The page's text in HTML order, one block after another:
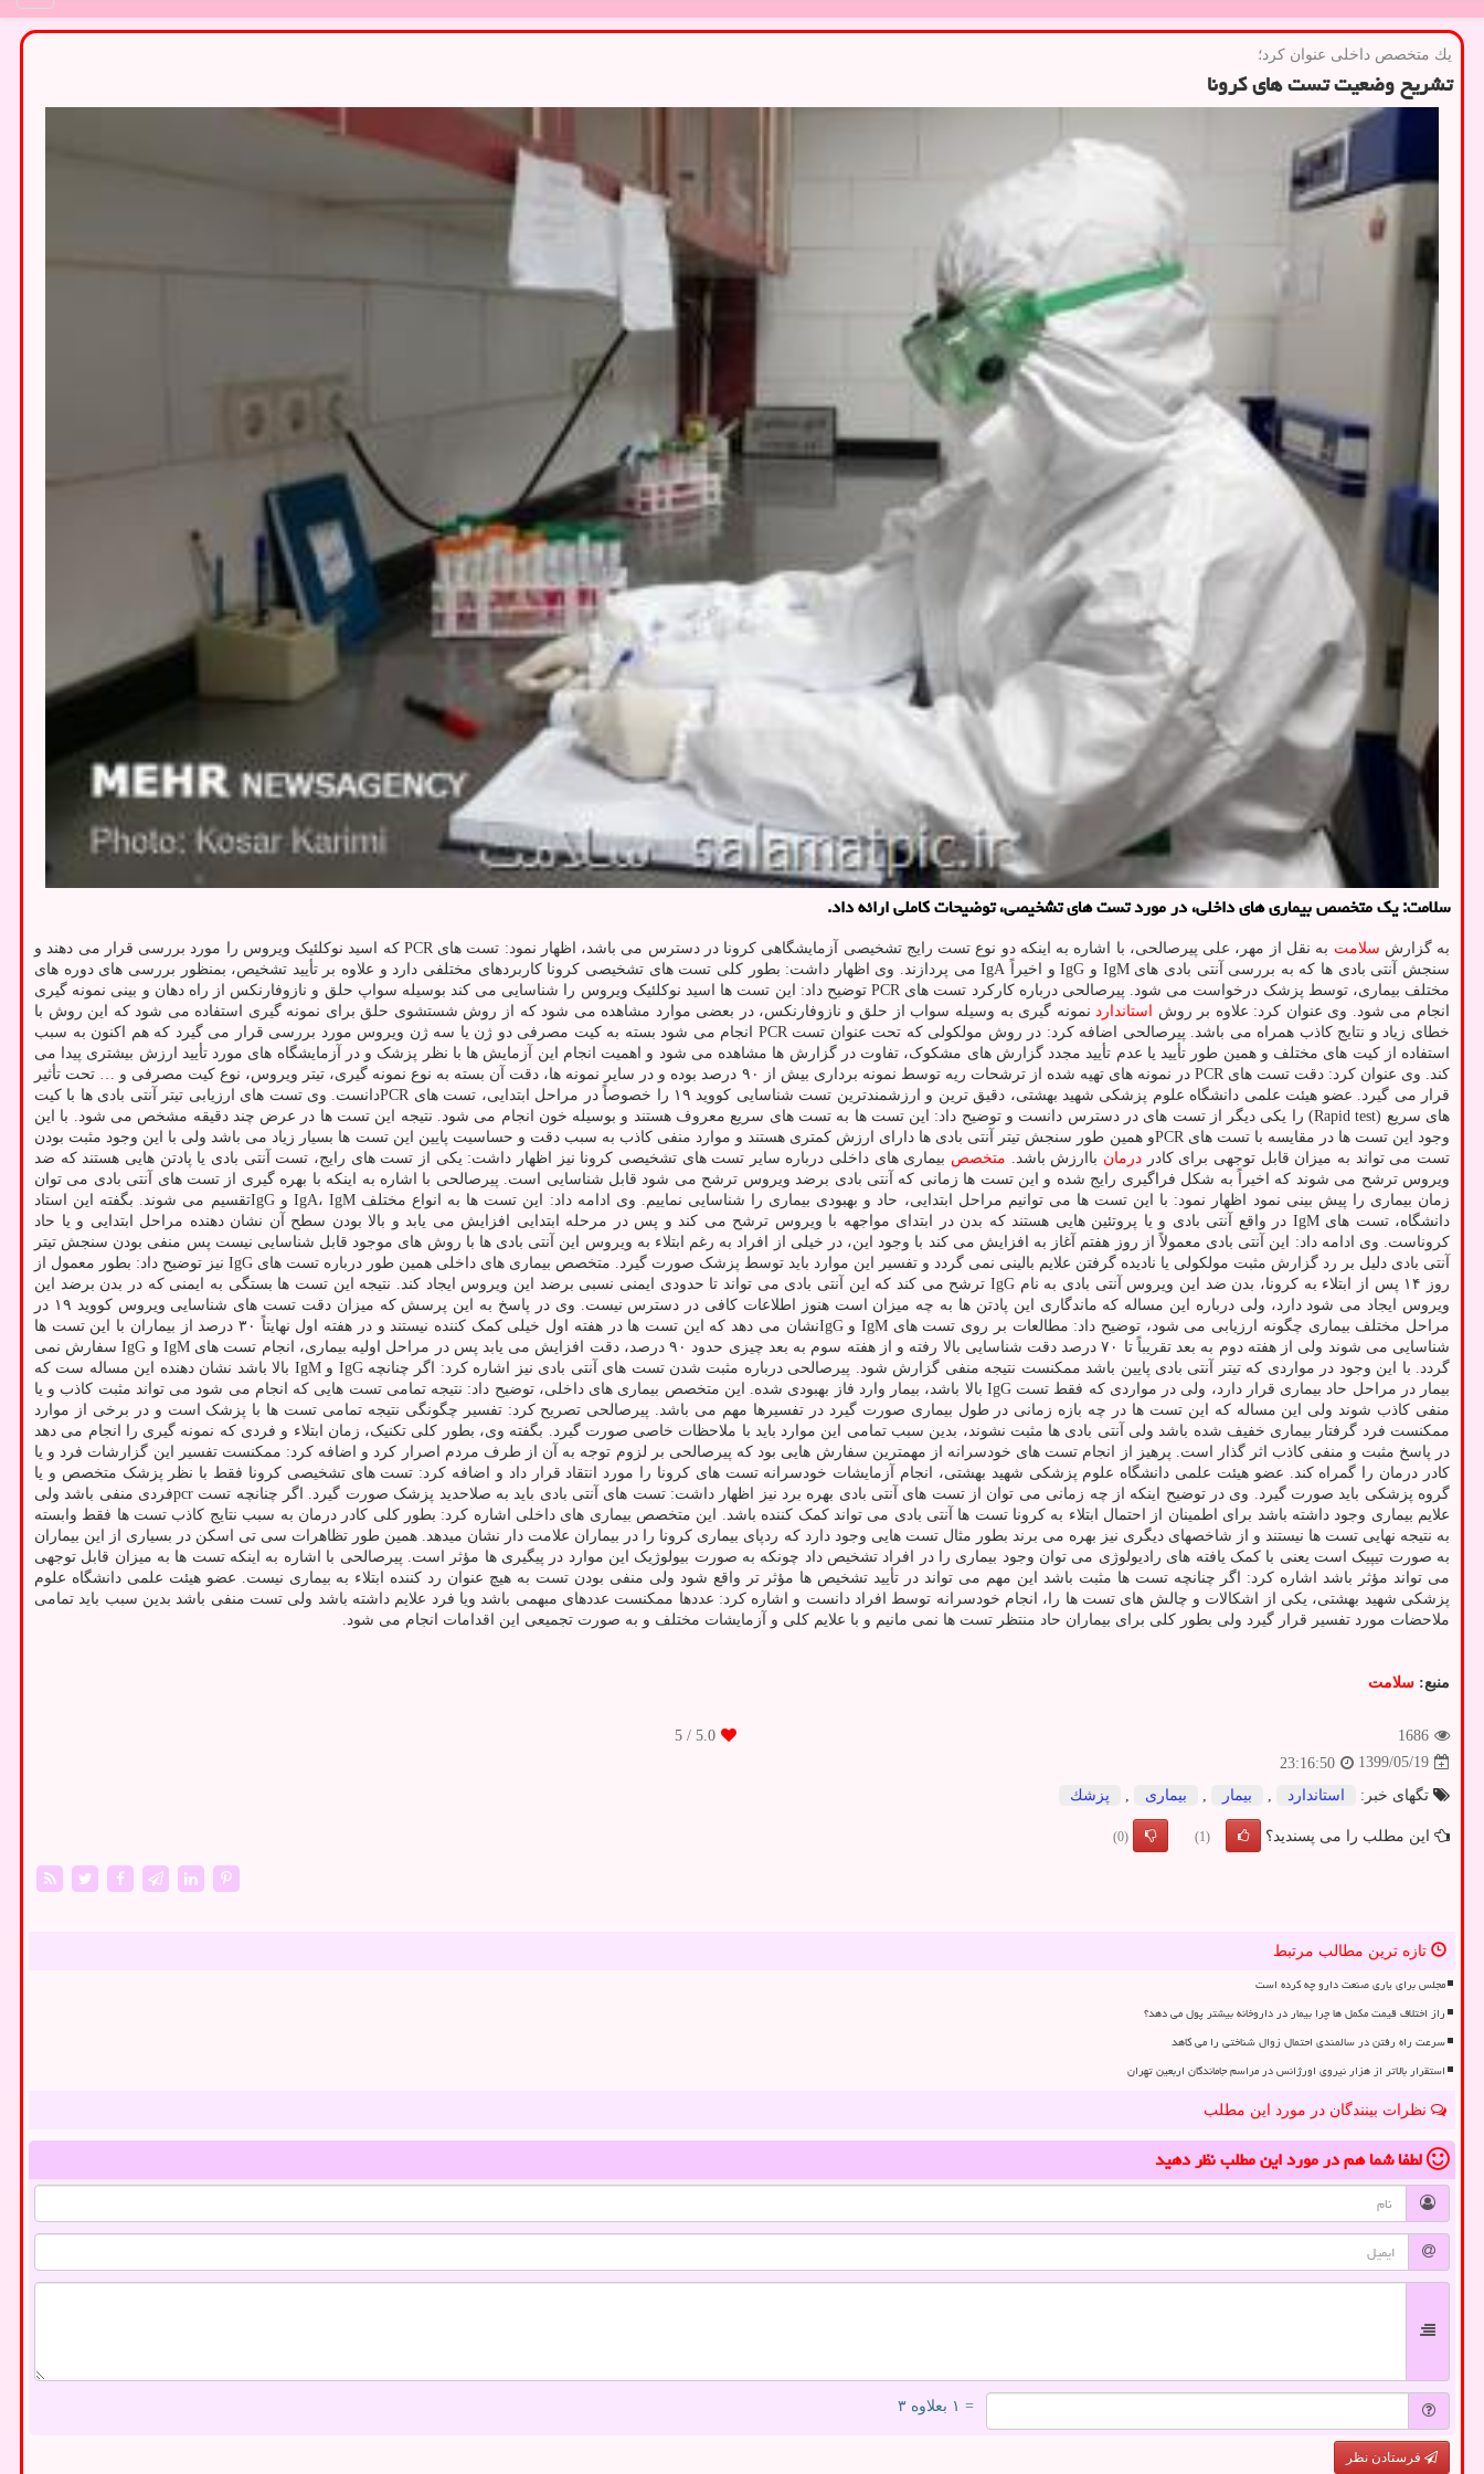
یك متخصص داخلی عنوان كرد؛
تشریح وضعیت تست های كرونا
سلامت: یك متخصص بیماری های داخلی، در مورد تست های تشخیصی، توضیحات كاملی ارائه داد.
به گزارش سلامت
به نقل از مهر، علی پیرصالحی، با اشاره به اینکه دو نوع تست رایج تشخیصی آزمایشگاهی کرونا در دسترس می باشد، اظهار نمود: تست های PCR که اسید نوکلئیک ویروس را مورد بررسی قرار می دهند و
سنجش آنتی بادی ها که به بررسی آنتی بادی های IgM و IgG و اخیراً IgA می پردازند. وی اظهار داشت: بطور کلی تست های تشخیصی کرونا کاربردهای مختلفی دارد و علاوه بر تأیید تشخیص، بمنظور بررسی های دوره های
مختلف بیماری، توسط پزشک درخواست می شود. پیرصالحی درباره کارکرد تست های PCR توضیح داد: این تست ها اسید نوکلئیک ویروس را شناسایی می کند بوسیله سواپ حلق و نازوفارنکس از راه دهان و بینی نمونه گیری
انجام می شود. وی عنوان کرد: علاوه بر روش استاندارد نمونه گیری به وسیله سواب از حلق و نازوفارنکس، در بعضی موارد مشاهده می شود که از روش شستشوی حلق برای نمونه گیری استفاده می شود که این روش با
خطای زیاد و نتایج کاذب همراه می باشد. پیرصالحی اضافه کرد: در روش مولکولی که تحت عنوان تست PCR انجام می شود بسته به کیت مصرفی دو ژن یا سه ژن ویروس مورد بررسی قرار می گیرد که هم اکنون به سبب
استفاده از کیت های مختلف و همین طور تأیید یا عدم تأیید مجدد گزارش های مشکوک، تفاوت در گزارش ها مشاهده می شود و اهمیت انجام این آزمایش ها با نظر پزشک و در آزمایشگاه های مورد تأیید ارزش بیشتری پیدا می
کند. وی عنوان کرد: دقت تست های PCR در نمونه های تهیه شده از ترشحات ریه توسط نمونه برداری بیش از ۹۰ درصد بوده و در سایر نمونه ها، دقت آن بسته به نوع نمونه گیری، تیتر ویروس، نوع کیت مصرفی و … تحت تأثیر
قرار می گیرد. عضو هیئت علمی دانشگاه علوم پزشکی شهید بهشتی، دقیق ترین و ارزشمندترین تست شناسایی کووید ۱۹ را خصوصاً در مراحل ابتدایی، تست های PCRدانست. وی تست های ارزیابی تیتر آنتی بادی ها با کیت
های سریع (Rapid test) را یکی دیگر از تست های در دسترس دانست و توضیح داد: این تست ها به تست های سریع معروف هستند و بوسیله خون انجام می شود. نتیجه این تست ها در عرض چند دقیقه مشخص می شود. با این
وجود این تست ها در مقایسه با تست های PCRو همین طور سنجش تیتر آنتی بادی ها دارای ارزش کمتری هستند و موارد منفی کاذب به سبب دقت و حساسیت پایین این تست ها بسیار زیاد می باشد ولی با این وجود مثبت بودن
تست می تواند به میزان قابل توجهی برای کادر درمان باارزش باشد. متخصص بیماری های داخلی درباره سایر تست های تشخیصی کرونا نیز اظهار داشت: یکی از تست های رایج، تست آنتی بادی یا پادتن هایی هستند که ضد
ویروس ترشح می شوند که اخیراً به شکل فراگیری رایج شده و این تست ها زمانی که آنتی بادی برضد ویروس ترشح می شود قابل شناسایی است. پیرصالحی با اشاره به اینکه با بهره گیری از تست های آنتی بادی می توان
زمان بیماری را پیش بینی نمود اظهار نمود: با این تست ها می توانیم مراحل ابتدایی، حاد و بهبودی بیماری را شناسایی نماییم. وی ادامه داد: این تست ها به انواع مختلف IgA، IgM و IgGتقسیم می شوند. بگفته این استاد
دانشگاه، تست های IgM در واقع آنتی بادی و یا پروتئین هایی هستند که بدن در ابتدای مواجهه با ویروس ترشح می کند و پس در مرحله ابتدایی افزایش می یابد و بالا بودن سطح آن نشان دهنده مراحل ابتدایی و یا حاد
کروناست. وی ادامه داد: این آنتی بادی معمولاً از روز هفتم آغاز به افزایش می کند با وجود این، در خیلی از افراد به رغم ابتلاء به ویروس این آنتی بادی ها با روش های موجود قابل شناسایی نیست پس منفی بودن سنجش تیتر
آنتی بادی دلیل بر رد گزارش مثبت مولکولی یا نادیده گرفتن علایم بالینی نمی گردد و تفسیر این موارد باید توسط پزشک صورت گیرد. متخصص بیماری های داخلی همین طور درباره تست های IgG نیز توضیح داد: بطور معمول از
روز ۱۴ پس از ابتلاء به کرونا، بدن ضد این ویروس آنتی بادی به نام IgG ترشح می کند که این آنتی بادی می تواند تا حدودی ایمنی نسبی برضد این ویروس ایجاد کند. نتیجه این تست ها بستگی به ایمنی که در بدن برضد این
ویروس ایجاد می شود دارد، ولی درباره این مساله که ماندگاری این پادتن ها به چه میزان است هنوز اطلاعات کافی در دسترس نیست. وی در پاسخ به این پرسش که میزان دقت تست های شناسایی ویروس کووید ۱۹ در
مراحل مختلف بیماری چگونه ارزیابی می شود، توضیح داد: مطالعات بر روی تست های IgM و IgGنشان می دهد که این تست ها در هفته اول خیلی کمک کننده نیستند و در هفته اول نهایتاً ۳۰ درصد از بیماران با این تست ها
شناسایی می شوند ولی از هفته دوم به بعد تقریباً تا ۷۰ درصد دقت شناسایی بالا رفته و از هفته سوم به بعد چیزی حدود ۹۰ درصد، دقت افزایش می یابد پس در مراحل اولیه بیماری، انجام تست های IgM و IgG سفارش نمی
گردد. با این وجود در مواردی که تیتر آنتی بادی پایین باشد ممکنست نتیجه منفی گزارش شود. پیرصالحی درباره مثبت شدن تست های آنتی بادی نیز اشاره کرد: اگر چنانچه IgG و IgM بالا باشد نشان دهنده این مساله ست که
بیمار در مراحل حاد بیماری قرار دارد، ولی در مواردی که فقط تست IgG بالا باشد، بیمار وارد فاز بهبودی شده. این متخصص بیماری های داخلی، توضیح داد: نتیجه تمامی تست هایی که انجام می شود می تواند مثبت کاذب و یا
منفی کاذب شوند ولی این مساله که این تست ها در چه بازه زمانی در طول بیماری صورت گیرد در تفسیرها مهم می باشد. پیرصالحی تصریح کرد: تفسیر چگونگی نتیجه تمامی تست ها با پزشک است و در برخی از موارد
ممکنست فرد گرفتار بیماری خفیف شده باشد ولی آنتی بادی ها مثبت نشوند، بدین سبب تمامی این موارد باید با ملاحظات خاصی صورت گیرد. بگفته وی، بطور کلی تکنیک، زمان ابتلاء و فردی که نمونه گیری را انجام می دهد
در پاسخ مثبت و منفی کاذب اثر گذار است. پرهیز از انجام تست های خودسرانه از مهمترین سفارش هایی بود که پیرصالحی بر لزوم توجه به آن از طرف مردم اصرار کرد و اضافه کرد: ممکنست تفسیر این گزارشات فرد و یا
کادر درمان را گمراه کند. عضو هیئت علمی دانشگاه علوم پزشکی شهید بهشتی، انجام آزمایشات خودسرانه تست های کرونا را مورد انتقاد قرار داد و اضافه کرد: تست های تشخیصی کرونا فقط با نظر پزشک متخصص و یا
گروه پزشکی باید صورت گیرد. وی در توضیح اینکه از چه زمانی می توان از تست های آنتی بادی بهره برد نیز اظهار داشت: تست های آنتی بادی باید به صلاحدید پزشک صورت گیرد. اگر چنانچه تست pcrفردی منفی باشد ولی
علایم بیماری وجود داشته باشد برای اطمینان از احتمال ابتلاء به کرونا تست ها آنتی بادی می تواند کمک کننده باشد. این متخصص بیماری های داخلی اشاره کرد: بطور کلی کادر درمان به سبب نتایج کاذب تست ها فقط وابسته
به نتیجه نهایی تست ها نیستند و از شاخصهای دیگری نیز بهره می برند بطور مثال تست هایی وجود دارد که ردپای بیماری کرونا را در بیماران علامت دار نشان میدهد. همین طور تظاهرات سی تی اسکن در بسیاری از این بیماران
به صورت تیپیک است یعنی با کمک یافته های رادیولوژی می توان وجود بیماری را در افراد تشخیص داد چونکه به صورت بیولوژیک این موارد در پیگیری ها مؤثر است. پیرصالحی با اشاره به اینکه تست ها به میزان قابل توجهی
می تواند مؤثر باشد اشاره کرد: اگر چنانچه تست ها مثبت باشد این مهم می تواند در تأیید تشخیص ها مؤثر تر واقع شود ولی منفی بودن تست به هیچ عنوان رد کننده ابتلاء به بیماری نیست. عضو هیئت علمی دانشگاه علوم
پزشکی شهید بهشتی، یکی از اشکالات و چالش های تست ها را، انجام خودسرانه توسط افراد دانست و اشاره کرد: عددها ممکنست عددهای مبهمی باشد ویا فرد علایم داشته باشد ولی تست منفی باشد بدین سبب باید تمامی
ملاحضات مورد تفسیر قرار گیرد ولی بطور کلی برای بیماران حاد منتظر تست ها نمی مانیم و با علایم کلی و آزمایشات مختلف و به صورت تجمیعی این اقدامات انجام می شود.
منبع: سلامت
1686
5.0
/ 5
1399/05/19
23:16:50
تگهای خبر:
استاندارد , بیمار , بیماری , پزشك
این مطلب را می پسندید؟ (1)
(0)
تازه ترین مطالب مرتبط
مجلس برای یاری صنعت دارو چه کرده است
راز اختلاف قیمت مکمل ها چرا بیمار در داروخانه بیشتر پول می دهد؟
سرعت راه رفتن در سالمندی احتمال زوال شناختی را می کاهد
استقرار بالاتر از هزار نیروی اورژانس در مراسم جاماندگان اربعین تهران
نظرات بینندگان در مورد این مطلب
لطفا شما همدر مورد این مطلبنظر دهید
= ۱ بعلاوه ۳
فرستادن نظر